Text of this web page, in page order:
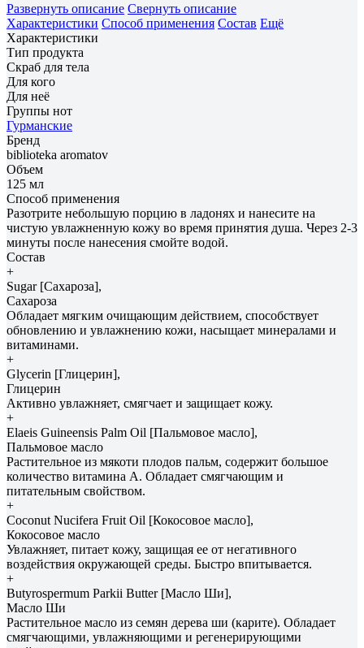
Развернуть описание Свернуть описание
Характеристики Способ применения Состав Ещё
Характеристики
Тип продукта
Скраб для тела
Для кого
Для неё
Группы нот
Гурманские
Бренд
biblioteka aromatov
Объем
125 мл
Способ применения
Разотрите небольшую порцию в ладонях и нанесите на
чистую увлажненную кожу во время принятия душа. Через 2-3
минуты после нанесения смойте водой.
Состав
+
Sugar [Сахароза],
Сахароза
Обладает мягким очищающим действием, способствует
обновлению и увлажнению кожи, насыщает минералами и
витаминами.
+
Glycerin [Глицерин],
Глицерин
Активно увлажняет, смягчает и защищает кожу.
+
Elaeis Guineensis Palm Oil [Пальмовое масло],
Пальмовое масло
Растительное из мякоти плодов пальм, содержит большое
количество витамина А. Обладает смягчающим и
питательным свойством.
+
Coconut Nucifera Fruit Oil [Кокосовое масло],
Кокосовое масло
Увлажняет, питает кожу, защищая ее от негативного
воздействия окружающей среды. Быстро впитывается.
+
Butyrospermum Parkii Butter [Масло Ши],
Масло Ши
Растительное масло из семян дерева ши (карите). Обладает
смягчающими, увлажняющими и регенерирующими